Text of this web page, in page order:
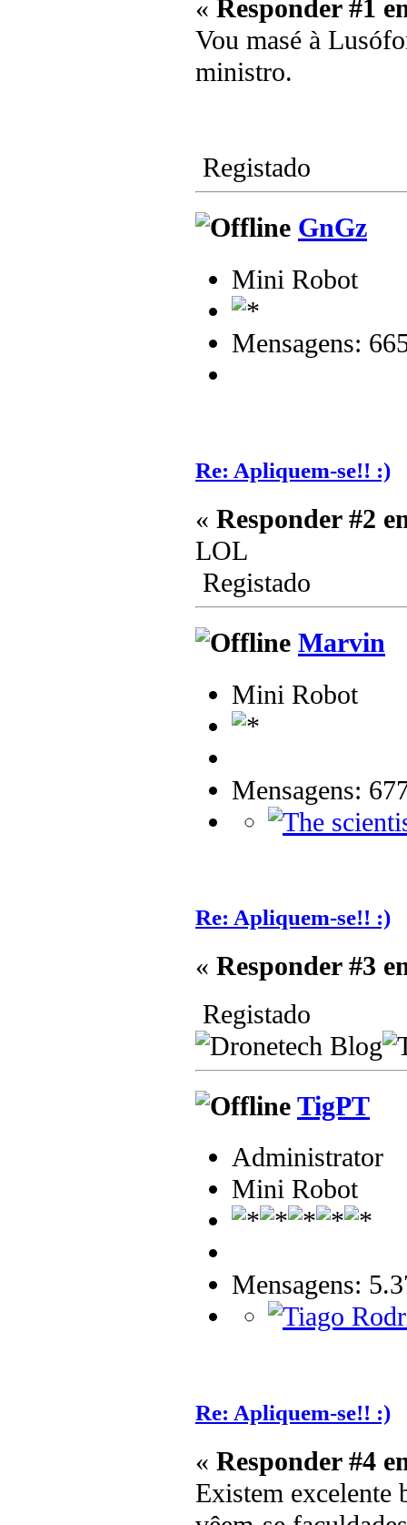
« Responder #1
Vou masé à
ministro.
Registado
GnGz
Mini Robot
Mensagens:
Re: Apliquem-se!! :)
« Responder #2
LOL
Registado
Marvin
Mini Robot
Mensagens:
Re: Apliquem-se!! :)
« Responder #3
Registado
TigPT
Administrator
Mini Robot
Mensagens:
Re: Apliquem-se!! :)
« Responder #4
Existem excelente